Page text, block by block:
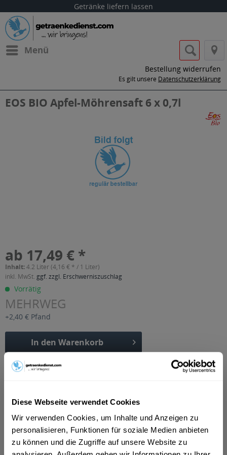
Diese Webseite verwendet Cookies
Wir verwenden Cookies, um Inhalte und Anzeigen zu
personalisieren, Funktionen für soziale Medien anbieten
zu können und die Zugriffe auf unsere Website zu
Getränke liefern lassen
Menü
Bestellung widerrufen
Es gilt unsere Datenschutzerklärung
EOS BIO Apfel-Möhrensaft 6 x 0,7l
ab 17,49 € *
Inhalt:4.2 Liter (4,16 € * / 1 Liter)
inkl. MwSt. ggf. zzgl. Erschwerniszuschlag
Vorrätig
MEHRWEG
+2,40 € Pfand
In den Warenkorb
Artikel-Nr.:
Beschreibung
"EOS BIO Apfel-Möhrensaft 6 x 0,7l"